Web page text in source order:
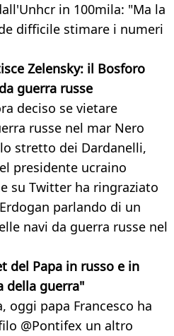
in 100mila: "Ma la
difficile stimare i numeri
Zelensky: il Bosforo
guerra russe
deciso se vietare
russe nel mar Nero
stretto dei Dardanelli,
presidente ucraino
su Twitter ha ringraziato
parlando di un
navi da guerra russe nel
del Papa in russo e in
della guerra"
oggi papa Francesco ha
@Pontifex un altro